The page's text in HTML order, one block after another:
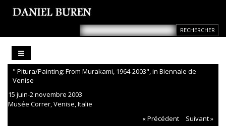
" Pitura/Painting: From Murakami, 1964-2003", in Biennale de
Venise
15 juin-2 novembre 2003
Musée Correr, Venise, Italie
« Précédent
Suivant »